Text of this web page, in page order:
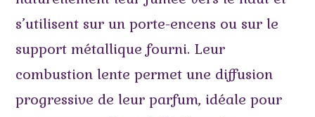
s’utilisent sur un porte-encens ou sur le
support métallique fourni. Leur
combustion lente permet une diffusion
progressive de leur parfum, idéale pour